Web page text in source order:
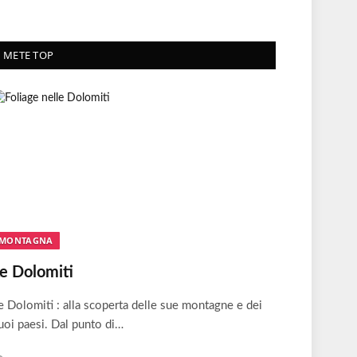
METE TOP
Dolomiti
Dolomiti : alla scoperta delle sue montagne e dei
paesi. Dal punto di…